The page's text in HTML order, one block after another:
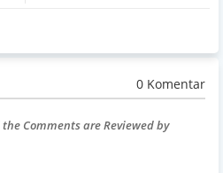
0 Komentar
Comments are Reviewed by